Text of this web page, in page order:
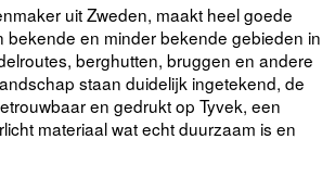
uit Zweden, maakt heel goede
bekende en minder bekende gebieden in
berghutten, bruggen en andere
staan duidelijk ingetekend, de
en gedrukt op Tyvek, een
materiaal wat echt duurzaam is en